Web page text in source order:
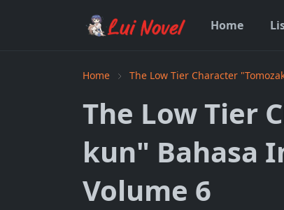
Home
Home The Low Tier Character
The Low Tier
kun" Bahasa
Volume 6